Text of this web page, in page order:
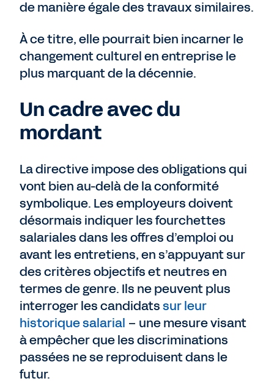
de manière égale des travaux similaires.
À ce titre, elle pourrait bien incarner le
changement culturel en entreprise le
plus marquant de la décennie.
Un cadre avec du
mordant
La directive impose des obligations qui
vont bien au-delà de la conformité
symbolique. Les employeurs doivent
désormais indiquer les fourchettes
salariales dans les offres d’emploi ou
avant les entretiens, en s’appuyant sur
des critères objectifs et neutres en
termes de genre. Ils ne peuvent plus
interroger les candidatssur leur
historique salarial – une mesure visant
à empêcher que les discriminations
passées ne se reproduisent dans le
futur.